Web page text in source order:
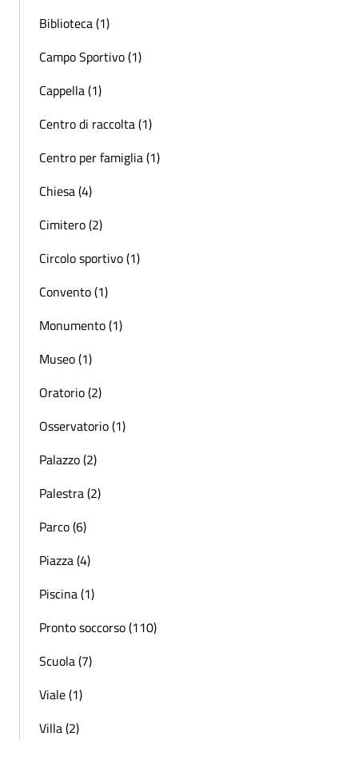
Biblioteca (1)
Campo Sportivo (1)
Cappella (1)
Centro di raccolta (1)
Centro per famiglia (1)
Chiesa (4)
Cimitero (2)
Circolo sportivo (1)
Convento (1)
Monumento (1)
Museo (1)
Oratorio (2)
Osservatorio (1)
Palazzo (2)
Palestra (2)
Parco (6)
Piazza (4)
Piscina (1)
Pronto soccorso (110)
Scuola (7)
Viale (1)
Villa (2)